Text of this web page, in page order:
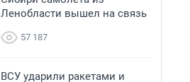
Ленобласти вышел на связь
57 187
ВСУ ударили ракетами и